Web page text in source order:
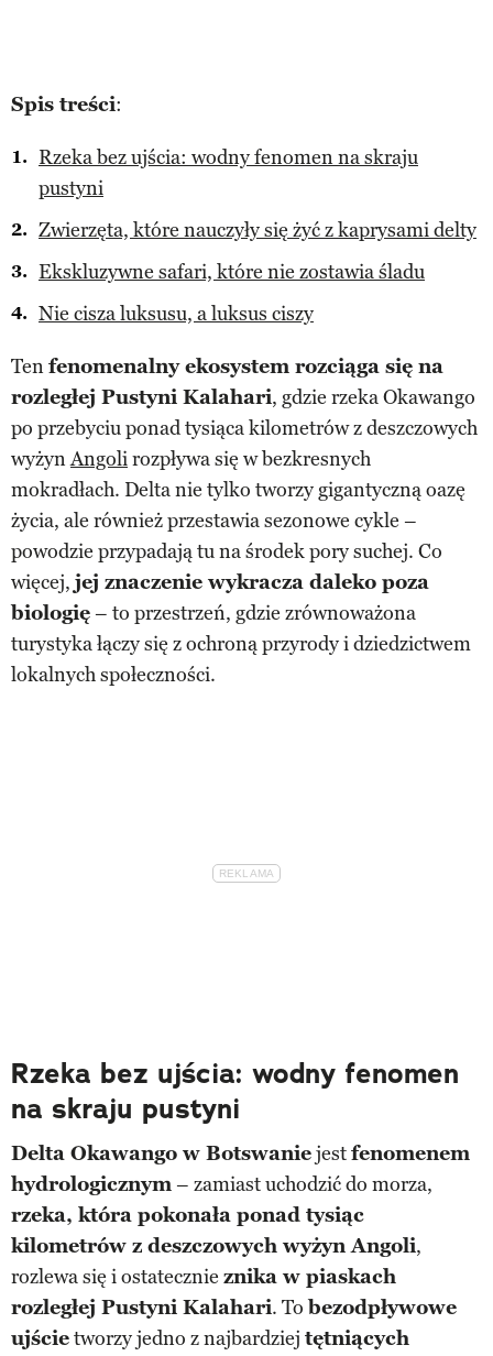
Spis treści:
Rzeka bez ujścia: wodny fenomen na skraju
pustyni
Zwierzęta, które nauczyły się żyć z kaprysami delty
Ekskluzywne safari, które nie zostawia śladu
Nie cisza luksusu, a luksus ciszy
Tenfenomenalny ekosystem rozciąga się na
rozległej Pustyni Kalahari, gdzie rzeka Okawango
po przebyciu ponad tysiąca kilometrów z deszczowych
wyżynAngolirozpływa się w bezkresnych
mokradłach. Delta nie tylko tworzy gigantyczną oazę
życia, ale również przestawia sezonowe cykle –
powodzie przypadają tu na środek pory suchej. Co
więcej, jej znaczenie wykracza daleko poza
biologię– to przestrzeń, gdzie zrównoważona
turystyka łączy się z ochroną przyrody i dziedzictwem
lokalnych społeczności.
Rzeka bez ujścia: wodny fenomen
na skraju pustyni
Delta Okawango w Botswaniejestfenomenem
hydrologicznym– zamiast uchodzić do morza,
rzeka, która pokonała ponad tysiąc
kilometrów z deszczowych wyżyn Angoli,
rozlewa się i ostatecznie znika w piaskach
rozległej Pustyni Kalahari. Tobezodpływowe
ujścietworzy jedno z najbardziej tętniących